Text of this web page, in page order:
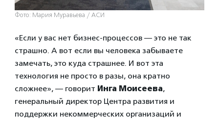
Фото: Мария Муравьева / АСИ
«Если у вас нет бизнес-процессов — это не так
страшно. А вот если вы человека забываете
замечать, это куда страшнее. И вот эта
технология не просто в разы, она кратно
сложнее», — говорит Инга Моисеева,
генеральный директор Центра развития и
поддержки некоммерческих организаций и